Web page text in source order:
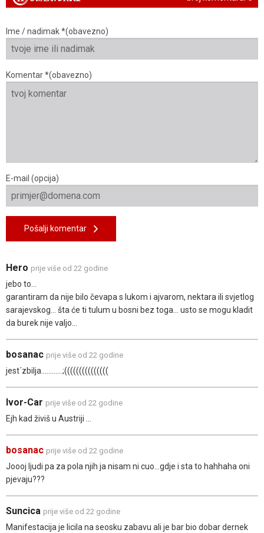
Ime / nadimak *(obavezno)
Komentar *(obavezno)
E-mail (opcija)
Pošalji komentar
Hero prije više od 22 godine
jebo to...
garantiram da nije bilo čevapa s lukom i ajvarom, nektara ili svjetlog
sarajevskog... šta će ti tulum u bosni bez toga... usto se mogu kladit
da burek nije valjo...
bosanac prije više od 22 godine
jest´zbilja............;(((((((((((((((
Ivor-Car prije više od 22 godine
Ejh kad živiš u Austriji ...
bosanac prije više od 22 godine
Joooj ljudi pa za pola njih ja nisam ni cuo...gdje i sta to hahhaha oni
pjevaju???
Suncica prije više od 22 godine
Manifestacija je licila na seosku zabavu ali je bar bio dobar dernek